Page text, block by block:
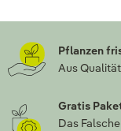
Pflanzen
Aus
Gratis
Das